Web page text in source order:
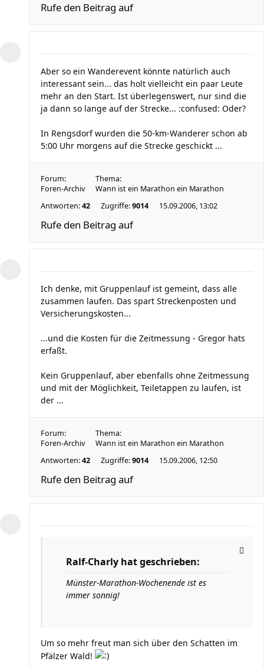
Rufe den Beitrag auf
Aber so ein Wanderevent könnte natürlich auch
interessant sein... das holt vielleicht ein paar Leute
mehr an den Start. Ist überlegenswert, nur sind die
ja dann so lange auf der Strecke... :confused: Oder?
In Rengsdorf wurden die 50-km-Wanderer schon ab
5:00 Uhr morgens auf die Strecke geschickt ...
Forum:
Foren-Archiv
Thema:
Wann ist ein Marathon ein Marathon
Antworten:42 Zugriffe:9014 15.09.2006, 13:02
Rufe den Beitrag auf
Ich denke, mit Gruppenlauf ist gemeint, dass alle
zusammen laufen. Das spart Streckenposten und
Versicherungskosten...
...und die Kosten für die Zeitmessung - Gregor hats
erfaßt.
Kein Gruppenlauf, aber ebenfalls ohne Zeitmessung
und mit der Möglichkeit, Teiletappen zu laufen, ist
der ...
Forum:
Foren-Archiv
Thema:
Wann ist ein Marathon ein Marathon
Antworten:42 Zugriffe:9014 15.09.2006, 12:50
Rufe den Beitrag auf
Ralf-Charly hat geschrieben:
Münster-Marathon-Wochenende ist es
immer sonnig!
Um so mehr freut man sich über den Schatten im
Pfälzer Wald!